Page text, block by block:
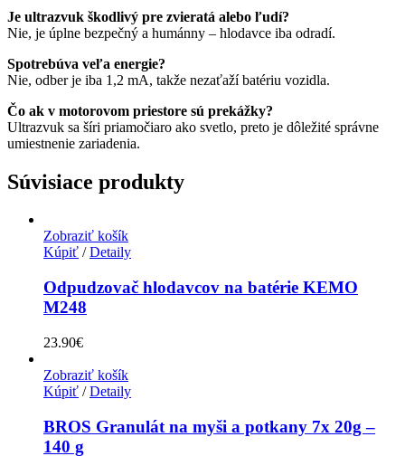
Je ultrazvuk škodlivý pre zvieratá alebo ľudí?
Nie, je úplne bezpečný a humánny – hlodavce iba odradí.
Spotrebúva veľa energie?
Nie, odber je iba 1,2 mA, takže nezaťaží batériu vozidla.
Čo ak v motorovom priestore sú prekážky?
Ultrazvuk sa šíri priamočiaro ako svetlo, preto je dôležité správne
umiestnenie zariadenia.
Súvisiace produkty
Zobraziť košík
Kúpiť / Detaily
Odpudzovač hlodavcov na batérie KEMO
M248
23.90€
Zobraziť košík
Kúpiť / Detaily
BROS Granulát na myši a potkany 7x 20g –
140 g